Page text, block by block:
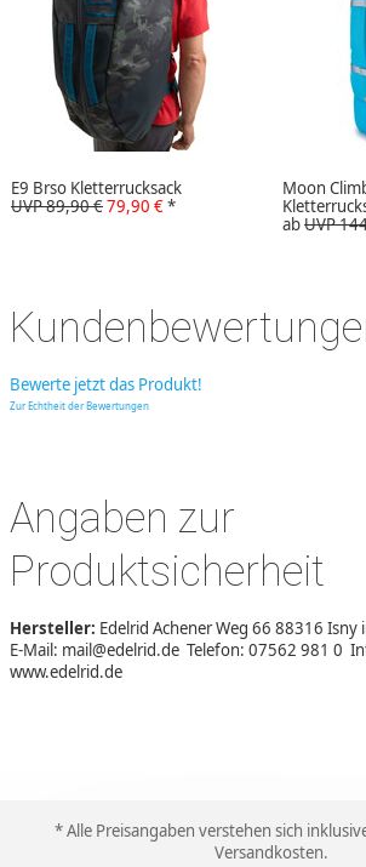
E9 Brso Kletterrucksack
UVP 89,90 €79,90 €*
Moon
abUVP
Bewerte jetzt das Produkt!
Zur Echtheit der Bewertungen
Angaben zur
Produktsicherheit
Hersteller: Edelrid Achener Weg 66 88316 Isny
E-Mail: mail@edelrid.de Telefon: 07562 981 0
www.edelrid.de
* Alle Preisangaben verstehen sich
Versandkosten.